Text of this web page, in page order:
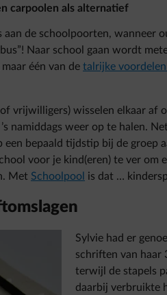
carpoolen als alternatief
aan de schoolpoorten, wanneer
Naar school gaan wordt
één van de talrijke
vrijwilligers) wisselen elkaar af
namiddags weer op te halen.
bepaald tijdstip bij de groep
voor je kind(eren) te ver om
Met Schoolpool is dat …
Sylvie had er
schriften van haar
terwijl de stapels
daarbij verbruikte